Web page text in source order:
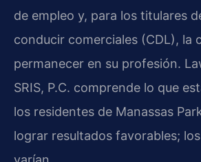
de empleo y, para los titulares
conducir comerciales (CDL), la
permanecer en su profesión.
SRIS, P.C. comprende lo que
los residentes de Manassas
lograr resultados favorables;